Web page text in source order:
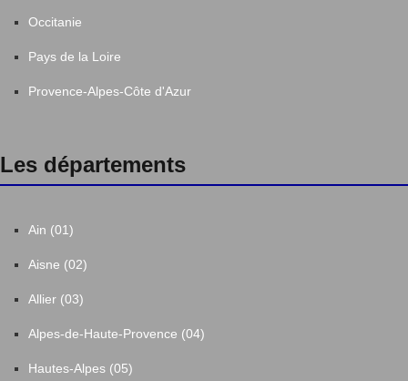
Occitanie
Pays de la Loire
Provence-Alpes-Côte d'Azur
Les départements
Ain (01)
Aisne (02)
Allier (03)
Alpes-de-Haute-Provence (04)
Hautes-Alpes (05)